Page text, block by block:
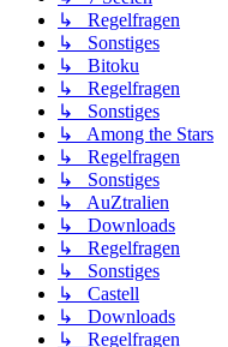
↳ Regelfragen
↳ Sonstiges
↳ Bitoku
↳ Regelfragen
↳ Sonstiges
↳ Among the Stars
↳ Regelfragen
↳ Sonstiges
↳ AuZtralien
↳ Downloads
↳ Regelfragen
↳ Sonstiges
↳ Castell
↳ Downloads
↳ Regelfragen